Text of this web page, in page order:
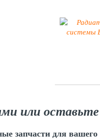
или оставьте
запчасти для вашего